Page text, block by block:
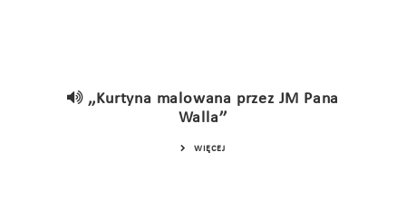
,,Kurtyna malowana przez JM Pana
Walla’’
WIĘCEJ